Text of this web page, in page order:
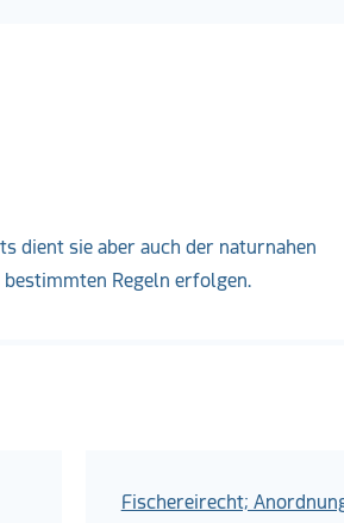
dient sie aber auch der naturnahen
Regeln erfolgen.
Fischereirecht;